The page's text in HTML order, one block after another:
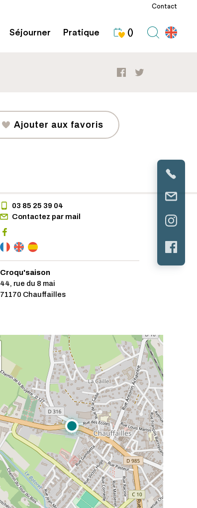
Contact
Séjourner Pratique ()
Ajouter aux favoris
03 85 25 39 04
Contactez par mail
Croqu'saison
44, rue du 8 mai
71170 Chauffailles